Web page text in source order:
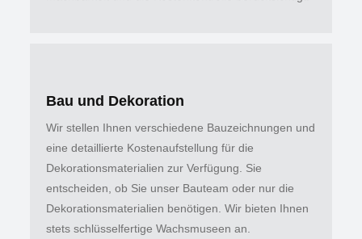
Bau und Dekoration
Wir stellen Ihnen verschiedene Bauzeichnungen und
eine detaillierte Kostenaufstellung für die
Dekorationsmaterialien zur Verfügung. Sie
entscheiden, ob Sie unser Bauteam oder nur die
Dekorationsmaterialien benötigen. Wir bieten Ihnen
stets schlüsselfertige Wachsmuseen an.